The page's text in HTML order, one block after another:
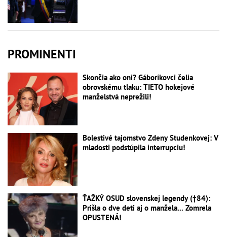
PROMINENTI
Skončia ako oni? Gáboríkovci čelia
obrovskému tlaku: TIETO hokejové
manželstvá neprežili!
Bolestivé tajomstvo Zdeny Studenkovej: V
mladosti podstúpila interrupciu!
ŤAŽKÝ OSUD slovenskej legendy (†84):
Prišla o dve deti aj o manžela... Zomrela
OPUSTENÁ!